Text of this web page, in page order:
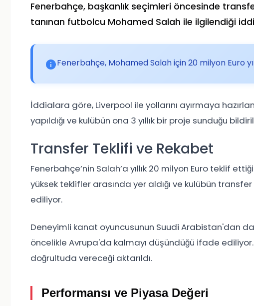
Fenerbahçe, başkanlık seçimleri öncesinde
tanınan futbolcu Mohamed Salah ile ilgilendiği
Fenerbahçe, Mohamed Salah için 20 milyon Euro
İddialara göre, Liverpool ile yollarını ayırmaya
yapıldığı ve kulübün ona 3 yıllık bir proje sunduğu
Transfer Teklifi ve Rekabet
Fenerbahçe’nin Salah’a yıllık 20 milyon Euro teklif
yüksek teklifler arasında yer aldığı ve kulübün
ediliyor.
Deneyimli kanat oyuncusunun Suudi Arabistan'dan da
öncelikle Avrupa'da kalmayı düşündüğü ifade
doğrultuda vereceği aktarıldı.
Performansı ve Piyasa Değeri